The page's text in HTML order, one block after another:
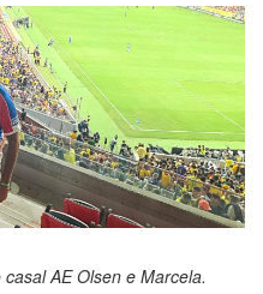
AE Olsen e Marcela.